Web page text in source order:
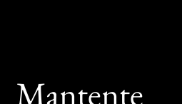
Mantente